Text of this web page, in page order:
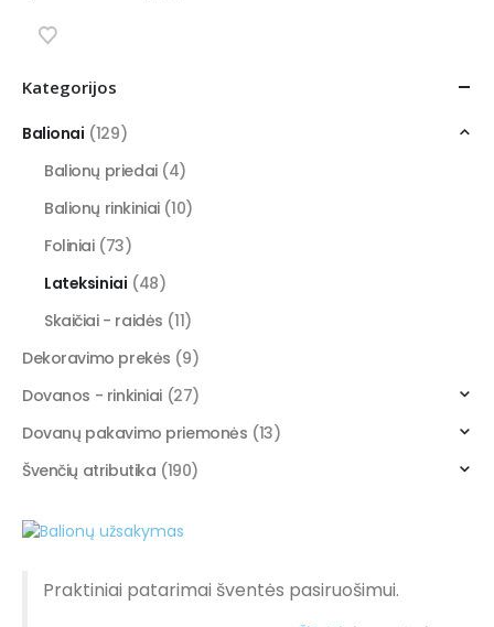
Kategorijos
Balionai (129)
Balionų priedai (4)
Balionų rinkiniai (10)
Foliniai (73)
Lateksiniai (48)
Skaičiai - raidės (11)
Dekoravimo prekės (9)
Dovanos - rinkiniai (27)
Dovanų pakavimo priemonės (13)
Švenčių atributika (190)
Praktiniai patarimai šventės pasiruošimui.